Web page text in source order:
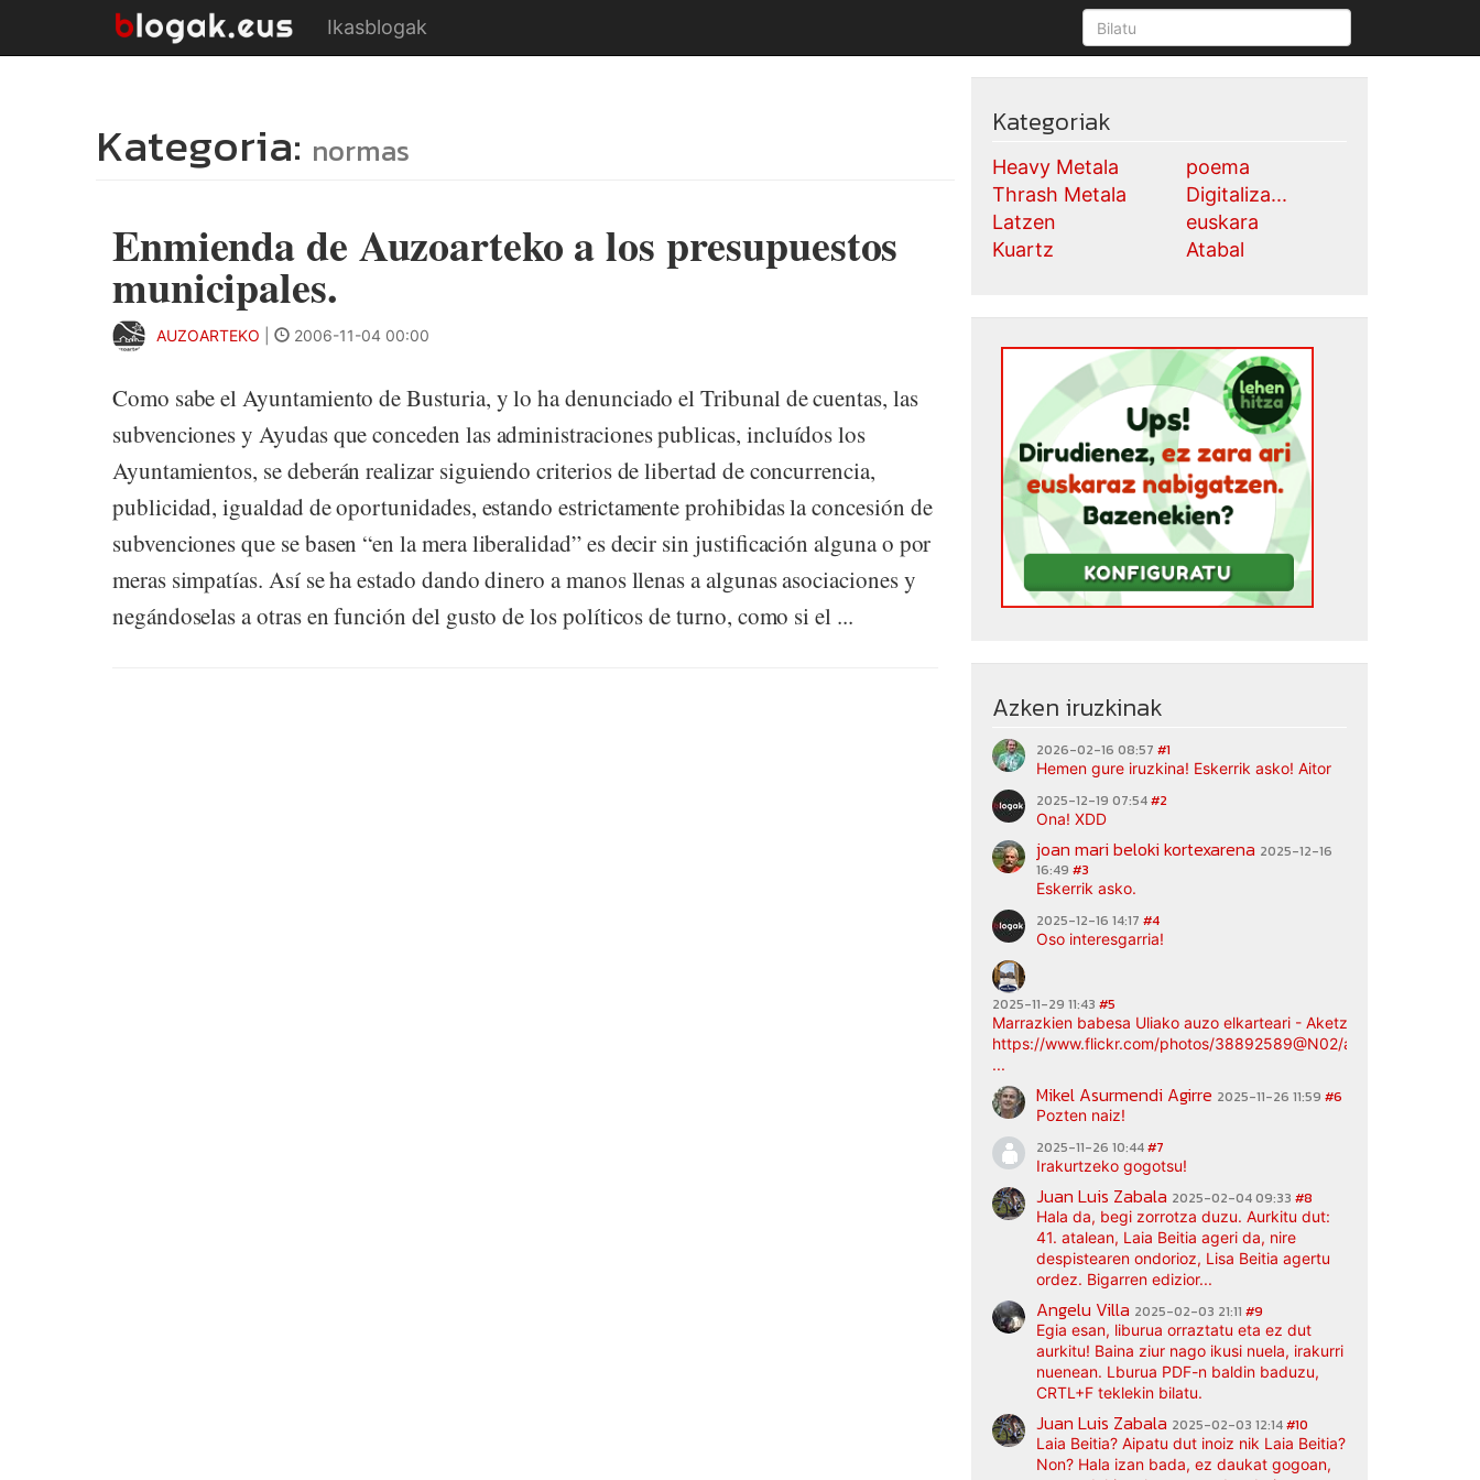
Ikasblogak
Kategoria: normas
Enmienda de Auzoarteko a los presupuestos
municipales.
AUZOARTEKO 2006-11-04 00:00
Como sabe el Ayuntamiento de Busturia, y lo ha denunciado el Tribunal de cuentas, las
subvenciones y Ayudas que conceden las administraciones publicas, incluídos los
Ayuntamientos, se deberán realizar siguiendo criterios de libertad de concurrencia,
publicidad, igualdad de oportunidades, estando estrictamente prohibidas la concesión de
subvenciones que se basen “en la mera liberalidad” es decir sin justificación alguna o por
meras simpatías. Así se ha estado dando dinero a manos llenas a algunas asociaciones y
negándoselas a otras en función del gusto de los políticos de turno, como si el ...
Kategoriak
Heavy Metala
Thrash Metala
Latzen
Kuartz
poema
Digitaliza...
euskara
Atabal
Azken iruzkinak
2026-02-16 08:57 #1
Hemen gure iruzkina! Eskerrik asko! Aitor
2025-12-19 07:54#2
Ona! XDD
joan mari beloki kortexarena 2025-12-16
16:49 #3
Eskerrik asko.
2025-12-16 14:17 #4
Oso interesgarria!
2025-11-29 11:43 #5
Marrazkien babesa Uliako auzo elkarteari - Aketz etxea (argazki
https://www.flickr.com/photos/38892589@N02/albums/
...
Mikel Asurmendi Agirre 2025-11-26 11:59 #6
Pozten naiz!
2025-11-26 10:44#7
Irakurtzeko gogotsu!
Juan Luis Zabala 2025-02-04 09:33 #8
Hala da, begi zorrotza duzu. Aurkitu dut:
41. atalean, Laia Beitia ageri da, nire
despistearen ondorioz, Lisa Beitia agertu
ordez. Bigarren edizior...
Angelu Villa 2025-02-03 21:11 #9
Egia esan, liburua orraztatu eta ez dut
aurkitu! Baina ziur nago ikusi nuela, irakurri
nuenean. Lburua PDF-n baldin baduzu,
CRTL+F teklekin bilatu.
Juan Luis Zabala 2025-02-03 12:14#10
Laia Beitia? Aipatu dut inoiz nik Laia Beitia?
Non? Hala izan bada, ez daukat gogoan,